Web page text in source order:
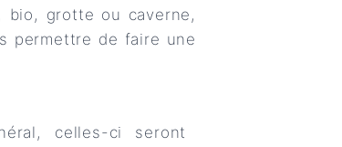
grotte ou caverne,
permettre de faire une
celles-ci seront